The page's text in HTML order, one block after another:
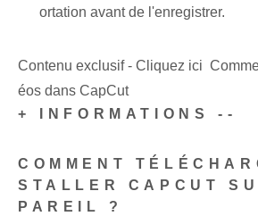
ortation avant de l'enregistrer.
Contenu exclusif - Cliquez ici
éos dans CapCut
+ INFORMATIONS --
COMMENT
STALLER CAPCUT
PAREIL ?